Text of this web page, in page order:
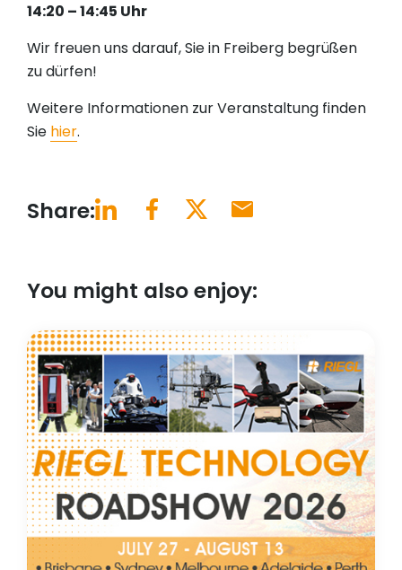
14:20 – 14:45 Uhr
Wir freuen uns darauf, Sie in Freiberg begrüßen
zu dürfen!
Weitere Informationen zur Veranstaltung finden
Sie hier.
Share:
You might also enjoy: